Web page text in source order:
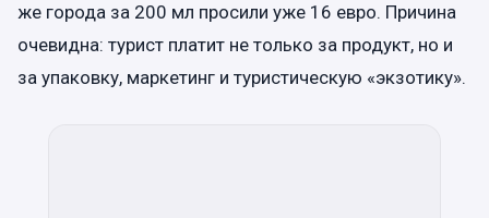
же города за 200 мл просили уже 16 евро. Причина
очевидна: турист платит не только за продукт, но и
за упаковку, маркетинг и туристическую «экзотику».